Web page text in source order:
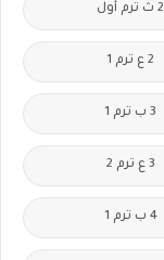
2 ث ترم أول
2 ع ترم 1
3 ب ترم 1
3 ع ترم 2
4 ب ترم 1